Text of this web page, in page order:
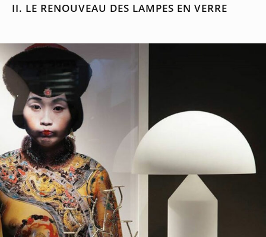
II. LE RENOUVEAU DES LAMPES EN VERRE